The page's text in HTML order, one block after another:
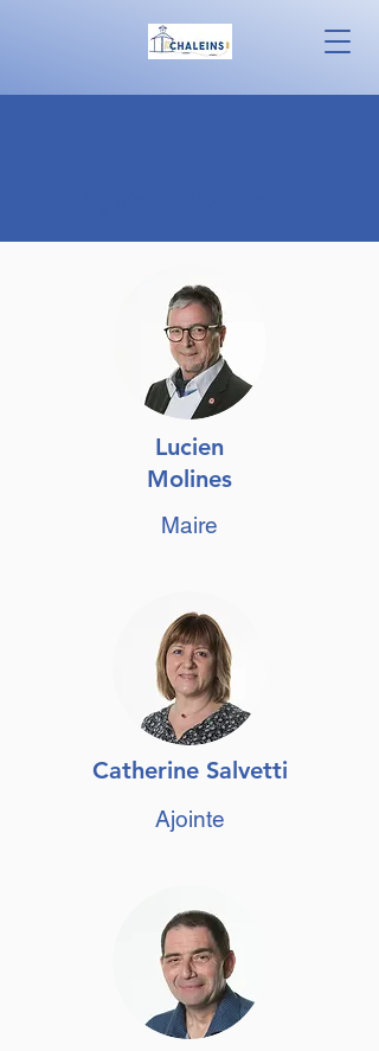
Lucien
Molines
Maire
Catherine Salvetti
Ajointe